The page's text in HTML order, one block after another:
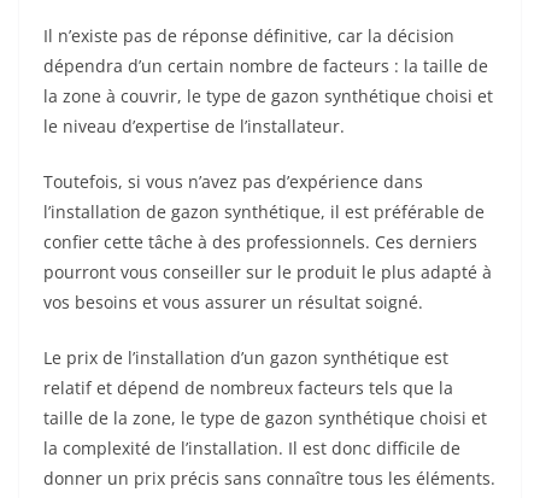
Il n’existe pas de réponse définitive, car la décision
dépendra d’un certain nombre de facteurs : la taille de
la zone à couvrir, le type de gazon synthétique choisi et
le niveau d’expertise de l’installateur.
Toutefois, si vous n’avez pas d’expérience dans
l’installation de gazon synthétique, il est préférable de
confier cette tâche à des professionnels. Ces derniers
pourront vous conseiller sur le produit le plus adapté à
vos besoins et vous assurer un résultat soigné.
Le prix de l’installation d’un gazon synthétique est
relatif et dépend de nombreux facteurs tels que la
taille de la zone, le type de gazon synthétique choisi et
la complexité de l’installation. Il est donc difficile de
donner un prix précis sans connaître tous les éléments.